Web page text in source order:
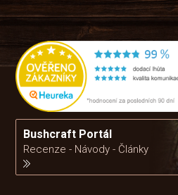
Bushcraft Portál
Recenze - Návody - Články